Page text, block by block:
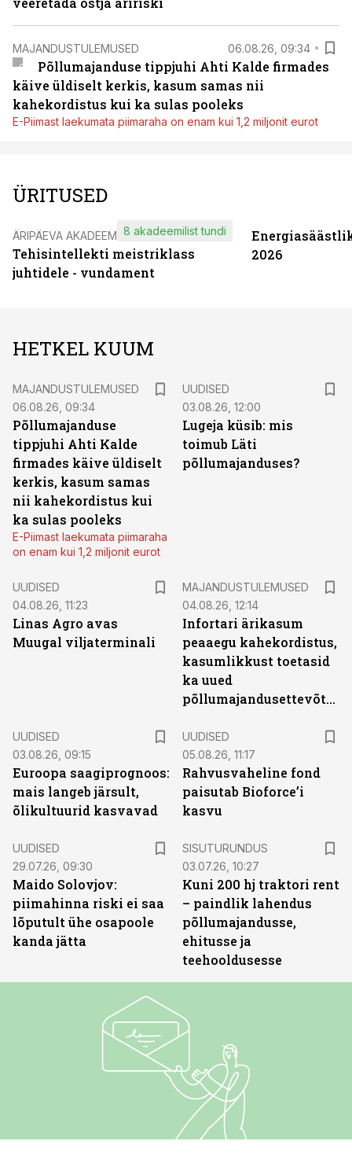
MAJANDUSTULEMUSED 06.08.26, 09:34
Põllumajanduse tippjuhi Ahti Kalde firmades
käive üldiselt kerkis, kasum samas nii
kahekordistus kui ka sulas pooleks
E-Piimast laekumata piimaraha on enam kui 1,2 miljonit eurot
ÜRITUSED
ÄRIPÄEVA AKADEEMIA
Tehisintellekti meistriklass
juhtidele - vundament
8 akadeemilist tundi
2026
HETKEL KUUM
MAJANDUSTULEMUSED
06.08.26, 09:34
Põllumajanduse
tippjuhi Ahti Kalde
firmades käive üldiselt
kerkis, kasum samas
nii kahekordistus kui
ka sulas pooleks
E-Piimast laekumata piimaraha
on enam kui 1,2 miljonit eurot
UUDISED
03.08.26, 12:00
Lugeja küsib: mis
toimub Läti
põllumajanduses?
UUDISED
04.08.26, 11:23
Linas Agro avas
Muugal viljaterminali
MAJANDUSTULEMUSED
04.08.26, 12:14
Infortari ärikasum
peaaegu kahekordistus,
kasumlikkust toetasid
ka uued
põllumajandusettevõtted
UUDISED
03.08.26, 09:15
Euroopa saagiprognoos:
mais langeb järsult,
õlikultuurid kasvavad
UUDISED
05.08.26, 11:17
Rahvusvaheline fond
paisutab Bioforce’i
kasvu
UUDISED
29.07.26, 09:30
Maido Solovjov:
piimahinna riski ei saa
lõputult ühe osapoole
kanda jätta
SISUTURUNDUS
03.07.26, 10:27
Kuni 200 hj traktori rent
– paindlik lahendus
põllumajandusse,
ehitusse ja
teehooldusesse